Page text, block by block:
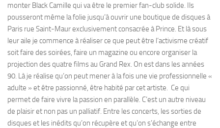
monter Black Camille qui va être le premier fan-club solide. Ils
pousseront même la folie jusqu’à ouvrir une boutique de disques à
Paris rue Saint-Maur exclusivement consacrée à Prince. Et là sous
leur aile je commence à réaliser ce que peut être l’activisme créatif
soit faire des soirées, faire un magazine ou encore organiser la
projection des quatre films au Grand Rex. On est dans les années
90. Là je réalise qu’on peut mener à la fois une vie professionnelle «
adulte » et être passionné, être habité par cet artiste. Ce qui
permet de faire vivre la passion en parallèle. C’est un autre niveau
de plaisir et non pas un palliatif. Entre les concerts, les sorties de
disques et les inédits qu’on récupère et qu’on s’échange entre